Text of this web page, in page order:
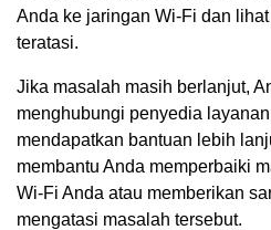
Anda ke jaringan Wi-Fi dan
teratasi.
Jika masalah masih berlanjut,
menghubungi penyedia
mendapatkan bantuan lebih
membantu Anda memperbaiki
Wi-Fi Anda atau memberikan
mengatasi masalah tersebut.